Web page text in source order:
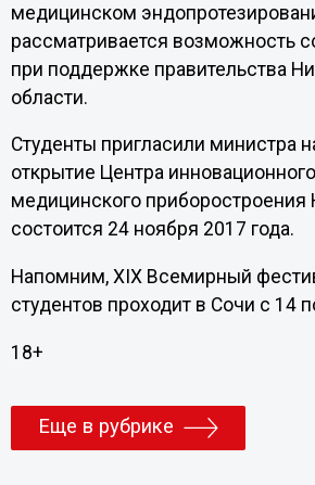
медицинском
рассматривается возможность
при поддержке правительства
области.
Студенты пригласили министра
открытие Центра
медицинского приборостроения
состоится 24 ноября 2017 года.
Напомним, XIX Всемирный
студентов проходит в Сочи с 14
18+
Еще в рубрике